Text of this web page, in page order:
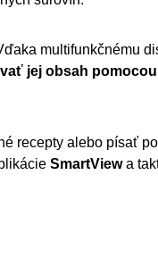
multifunkčnému
jej obsah
recepty alebo písať
SmartViewa